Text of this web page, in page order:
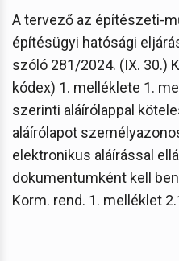
A tervező az építészeti-
építésügyi hatósági
szóló 281/2024. (IX. 30.)
kódex) 1. melléklete 1.
szerinti aláírólappal
aláírólapot
elektronikus aláírással
dokumentumként kell
Korm. rend. 1. melléklet